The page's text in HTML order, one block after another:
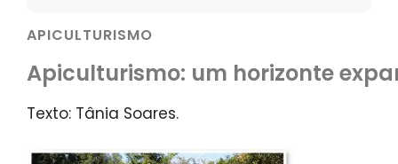
APICULTURISMO
Apiculturismo: um horizonte
Texto: Tânia Soares.